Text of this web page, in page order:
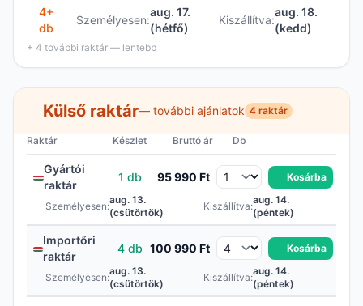
4+
db
Személyesen:
aug. 17.
(hétfő)
Kiszállítva:
aug. 18.
(kedd)
+ 4 további raktár — lentebb
Külső raktár— további ajánlatok 4 raktár
Raktár Készlet Bruttó ár Db
Gyártói
raktár
1 db 95 990 Ft Kosárba
Személyesen:
aug. 13.
(csütörtök)
Kiszállítva:
aug. 14.
(péntek)
Importőri
raktár
4 db 100 990 Ft Kosárba
Személyesen:
aug. 13.
(csütörtök)
Kiszállítva:
aug. 14.
(péntek)